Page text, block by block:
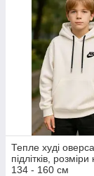
Тепле худі
підлітків,
134 - 160 см